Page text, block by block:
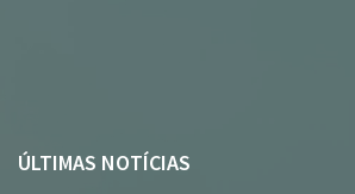
ÚLTIMAS NOTÍCIAS